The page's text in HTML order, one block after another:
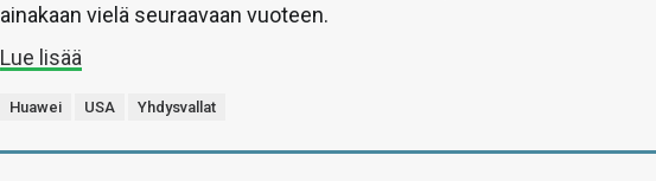
ainakaan vielä seuraavaan vuoteen.
Lue lisää
Huawei USA Yhdysvallat